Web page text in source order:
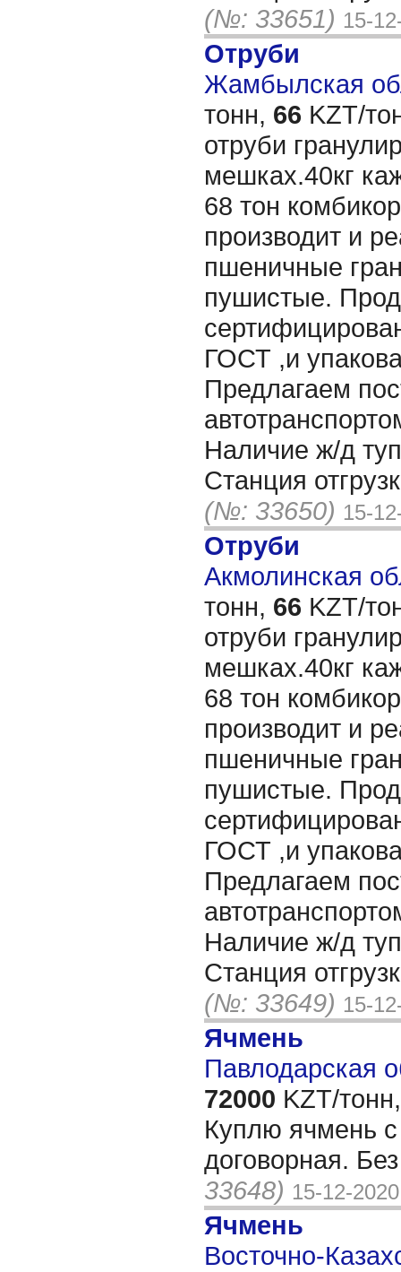
(№: 33651) 15-
Отруби
Жамбылская
тонн, 66 KZT/
отруби
мешках.40кг
68 тон
производит и
пшеничные
пушистые.
ГОСТ ,и
Предлагаем
Наличие ж/д
Станция
(№: 33650) 15-
Отруби
Акмолинская
тонн, 66 KZT/
отруби
мешках.40кг
68 тон
производит и
пшеничные
пушистые.
ГОСТ ,и
Предлагаем
Наличие ж/д
Станция
(№: 33649) 15-
Ячмень
Павлодарская
72000 KZT/тонн,
Куплю ячмень
договорная.
33648) 15-12-2020
Ячмень
Восточно-